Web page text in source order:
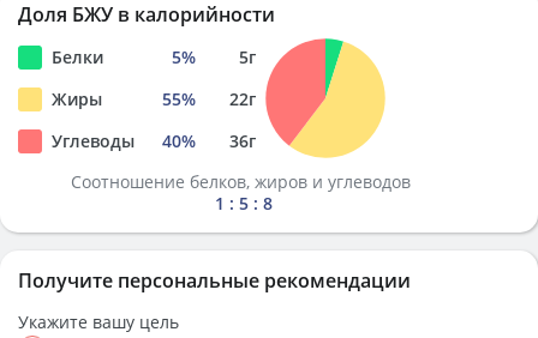
Доля БЖУ в калорийности
Белки 5% 5г
Жиры
55% 22г
Углеводы
40% 36г
Соотношение белков, жиров и углеводов
1 : 5 : 8
Получите персональные рекомендации
Укажите вашу цель